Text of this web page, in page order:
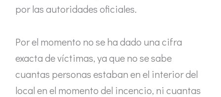
por las autoridades oficiales.
Por el momento no se ha dado una cifra
exacta de víctimas, ya que no se sabe
cuantas personas estaban en el interior del
local en el momento del incencio, ni cuantas